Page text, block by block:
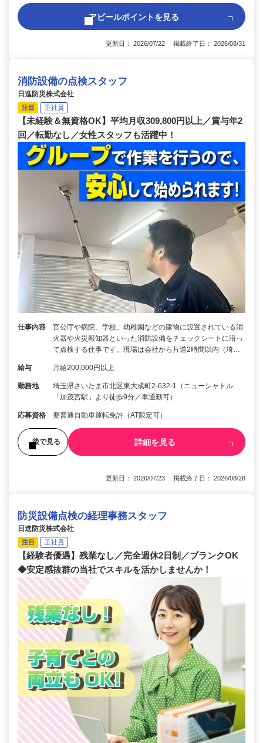
アピールポイントを見る
更新日： 2026/07/22 掲載終了日： 2026/08/31
消防設備の点検スタッフ
日進防災株式会社
注目 正社員
【未経験＆無資格OK】平均月収309,800円以上／賞与年2
回／転勤なし／女性スタッフも活躍中！
仕事内容
官公庁や病院、学校、幼稚園などの建物に設置されている消
火器や火災報知器といった消防設備をチェックシートに沿っ
て点検する仕事です。現場は会社から片道2時間以内（埼…
給与 月給200,000円以上
勤務地
埼玉県さいたま市北区東大成町2-632-1（ニューシャトル
「加茂宮駅」より徒歩9分／車通勤可）
応募資格 要普通自動車運転免許（AT限定可）
後で見る 詳細を見る
更新日： 2026/07/23 掲載終了日： 2026/08/28
防災設備点検の経理事務スタッフ
日進防災株式会社
注目 正社員
【経験者優遇】残業なし／完全週休2日制／ブランクOK
◆安定感抜群の当社でスキルを活かしませんか！